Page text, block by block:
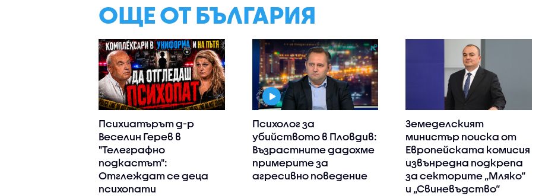
ОЩЕ ОТ БЪЛГАРИЯ
Психиатърът д-р
Веселин Герев в
"Телеграфно
подкастът":
Отглеждат се деца
психопати
Психолог за
убийството в Пловдив:
Възрастните дадохме
примерите за
агресивно поведение
Земеделският
министър поиска от
Европейската комисия
извънредна подкрепа
за секторите „Мляко“
и „Свиневъдство“